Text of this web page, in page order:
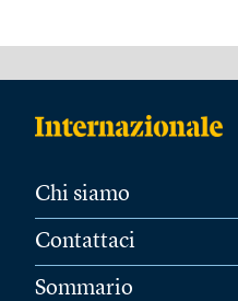
Chi siamo
Contattaci
Sommario